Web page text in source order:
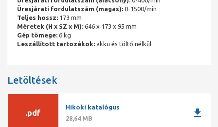
Üresjárati fordulatszám (magas): 0-1500/min
Teljes hossz: 173 mm
Méretek (H x SZ x M): 646 x 173 x 95 mm
Gép tömege: 6 kg
Leszállított tartozékok: akku és töltő nélkül
Letöltések
.pdf
Hikoki katalógus
28,64 MB
download